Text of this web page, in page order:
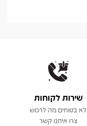
שירות לקוחות
לא בטוחים מה לרכוש
צרו איתנו קשר